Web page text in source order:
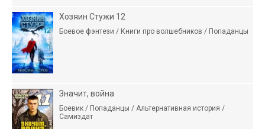
Хозяин Стужи 12
Боевое фэнтези / Книги про волшебников / Попаданцы
Значит, война
Боевик / Попаданцы / Альтернативная история /
Самиздат